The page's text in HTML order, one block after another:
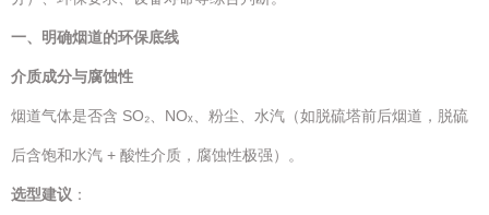
一、明确烟道的环保底线
介质成分与腐蚀性
烟道气体是否含 SO₂、NOₓ、粉尘、水汽（如脱硫塔前后烟道，脱硫
后含饱和水汽 + 酸性介质，腐蚀性极强）。
选型建议 ：